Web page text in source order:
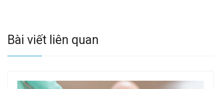
Bài viết liên quan